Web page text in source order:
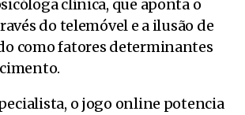
clínica, que aponta o
do telemóvel e a ilusão de
como fatores determinantes
o jogo online potencia